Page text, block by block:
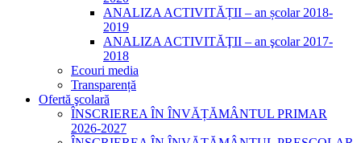
ANALIZA ACTIVITĂȚII – an școlar 2018-
2019
ANALIZA ACTIVITĂŢII – an şcolar 2017-
2018
Ecouri media
Transparență
Ofertă şcolară
ÎNSCRIEREA ÎN ÎNVĂȚĂMÂNTUL PRIMAR
2026-2027